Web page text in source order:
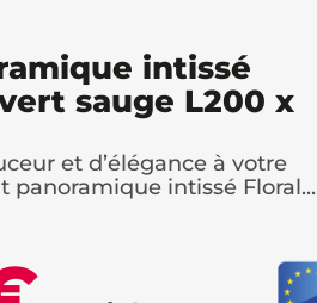
intissé
sauge L200 x
et d’élégance à votre
intissé Floral...